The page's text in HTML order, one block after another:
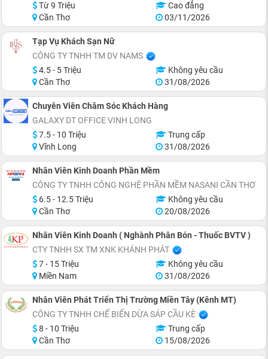
Từ 9 Triệu
Cao đẳng
Cần Thơ
03/11/2026
Tạp Vụ Khách Sạn Nữ
CÔNG TY TNHH TM DV NAMS
4.5 - 5 Triệu
Không yêu cầu
Cần Thơ
31/08/2026
Chuyên Viên Chăm Sóc Khách Hàng
GALAXY DT OFFICE VINH LONG
7.5 - 10 Triệu
Trung cấp
Vĩnh Long
31/08/2026
Nhân Viên Kinh Doanh Phần Mềm
CÔNG TY TNHH CÔNG NGHỆ PHẦN MỀM NASANI CẦN THƠ
6.5 - 12.5 Triệu
Không yêu cầu
Cần Thơ
20/08/2026
Nhân Viên Kinh Doanh ( Nghành Phân Bón - Thuốc BVTV )
CTY TNHH SX TM XNK KHÁNH PHÁT
7 - 15 Triệu
Không yêu cầu
Miền Nam
31/08/2026
Nhân Viên Phát Triển Thị Trường Miền Tây (Kênh MT)
CÔNG TY TNHH CHẾ BIẾN DỪA SÁP CẦU KÈ
8 - 10 Triệu
Trung cấp
Cần Thơ
15/08/2026